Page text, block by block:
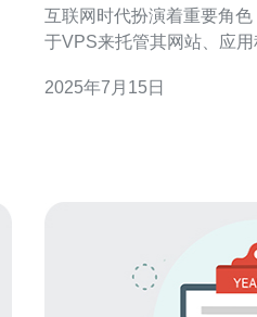
互联网时代扮演着重要角
于VPS来托管其网站、应
务。本文将对香港VPS的稳
2025年7月15日